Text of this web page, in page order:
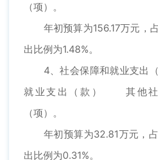
（项）。
年初预算为156.17万元，
出比例为1.48%。
4、社会保障和就业支出（
就业支出（款） 其他社
（项）。
年初预算为32.81万元，占
出比例为0.31%。